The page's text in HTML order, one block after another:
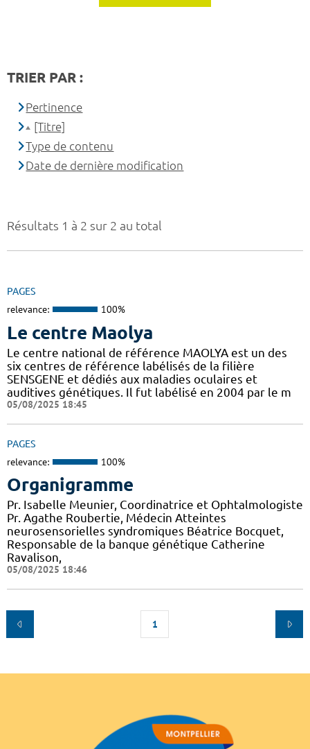
Résultats 1 à 2 sur 2 au total
PAGES
relevance: 100%
Le centre Maolya
Le centre national de référence MAOLYA est un des
six centres de référence labélisés de la filière
SENSGENE et dédiés aux maladies oculaires et
auditives génétiques. Il fut labélisé en 2004 par le m
05/08/2025 18:45
PAGES
relevance: 100%
Organigramme
Pr. Isabelle Meunier, Coordinatrice et Ophtalmologiste
Pr. Agathe Roubertie, Médecin Atteintes
neurosensorielles syndromiques Béatrice Bocquet,
Responsable de la banque génétique Catherine
Ravalison,
05/08/2025 18:46
1
TRIER PAR :
Pertinence
[Titre]
Type de contenu
Date de dernière modification